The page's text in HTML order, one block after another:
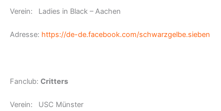
Verein: Ladies in Black – Aachen
Adresse: https://de-de.facebook.com/schwarzgelbe.sieben
Fanclub: Critters
Verein: USC Münster